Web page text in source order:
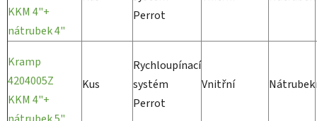
KKM 4"+
nátrubek 4"
Perrot
Kramp
4204005Z
KKM 4"+
Kus
Rychloupínací
systém
Perrot
Vnitřní Nátrubek